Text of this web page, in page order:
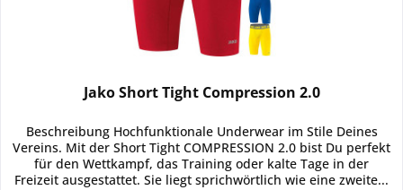
Jako Short Tight Compression 2.0
Beschreibung Hochfunktionale Underwear im Stile Deines
Vereins. Mit der Short Tight COMPRESSION 2.0 bist Du perfekt
für den Wettkampf, das Training oder kalte Tage in der
Freizeit ausgestattet. Sie liegt sprichwörtlich wie eine zweite...